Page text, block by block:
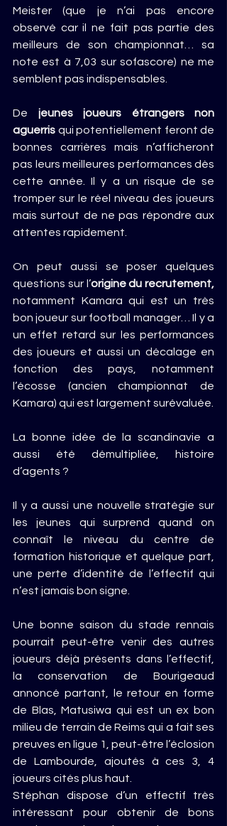
Meister (que je n’ai pas encore
observé car il ne fait pas partie des
meilleurs de son championnat… sa
note est à 7,03 sur sofascore) ne me
semblent pas indispensables.
De jeunes joueurs étrangers non
aguerris qui potentiellement feront de
bonnes carrières mais n’afficheront
pas leurs meilleures performances dès
cette année. Il y a un risque de se
tromper sur le réel niveau des joueurs
mais surtout de ne pas répondre aux
attentes rapidement.
On peut aussi se poser quelques
questions sur l’
notamment Kamara qui est un très
bon joueur sur football manager… Il y a
un effet retard sur les performances
des joueurs et aussi un décalage en
fonction des pays, notamment
l’écosse (ancien championnat de
Kamara) qui est largement surévaluée.
La bonne idée de la scandinavie a
aussi été démultipliée, histoire
d’agents ?
Il y a aussi une nouvelle stratégie sur
les jeunes qui surprend quand on
connaît le niveau du centre de
formation historique et quelque part,
une perte d’identité de l’effectif qui
n’est jamais bon signe.
Une bonne saison du stade rennais
pourrait peut-être venir des autres
joueurs déjà présents dans l’effectif,
la conservation de Bourigeaud
annoncé partant, le retour en forme
de Blas, Matusiwa qui est un ex bon
milieu de terrain de Reims qui a fait ses
preuves en ligue 1, peut-être l’éclosion
de Lambourde, ajoutés à ces 3, 4
joueurs cités plus haut.
Stéphan dispose d’un effectif très
intéressant pour obtenir de bons